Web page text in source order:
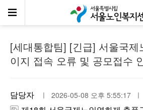
공지사항
[세대통합팀] [긴급] 서울국제
이지 접속 오류 및 공모접수
담당자 ㅣ 2026-05-08 오후 5:55:17 ㅣ